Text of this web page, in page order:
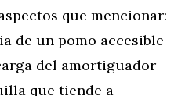
que mencionar:
de un pomo accesible
del amortiguador
que tiende a